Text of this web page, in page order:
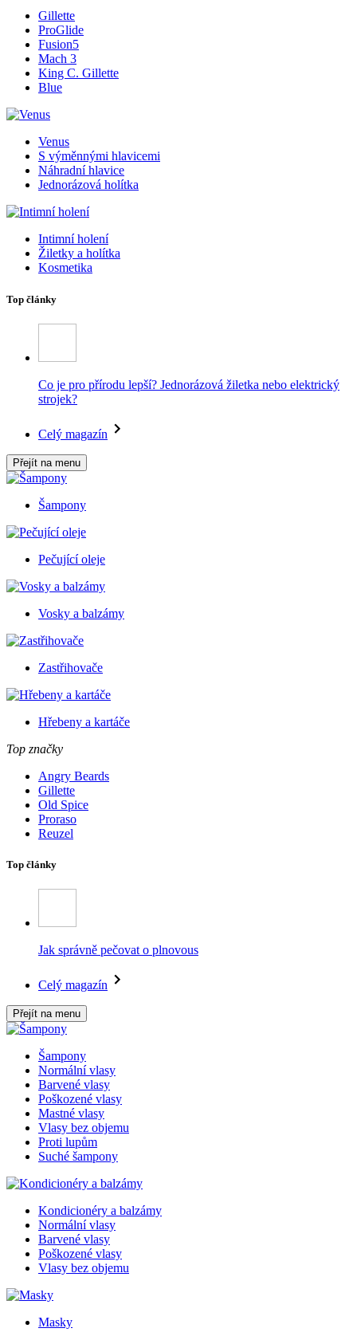
Gillette
ProGlide
Fusion5
Mach 3
King C. Gillette
Blue
Venus
S výměnnými hlavicemi
Náhradní hlavice
Jednorázová holítka
Intimní holení
Žiletky a holítka
Kosmetika
Top články
Co je pro přírodu lepší? Jednorázová žiletka nebo elektrický
strojek?
Celý magazín
Přejít na menu
Šampony
Pečující oleje
Vosky a balzámy
Zastřihovače
Hřebeny a kartáče
Top značky
Angry Beards
Gillette
Old Spice
Proraso
Reuzel
Top články
Jak správně pečovat o plnovous
Celý magazín
Přejít na menu
Šampony
Normální vlasy
Barvené vlasy
Poškozené vlasy
Mastné vlasy
Vlasy bez objemu
Proti lupům
Suché šampony
Kondicionéry a balzámy
Normální vlasy
Barvené vlasy
Poškozené vlasy
Vlasy bez objemu
Masky